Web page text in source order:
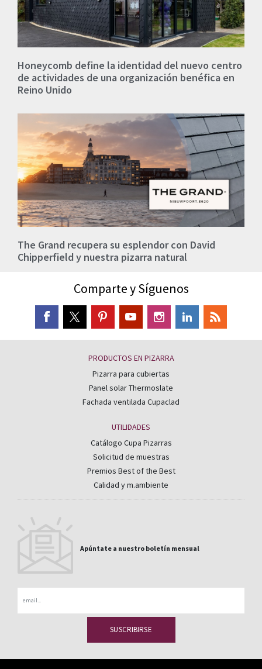
Honeycomb define la identidad del nuevo centro
de actividades de una organización benéfica en
Reino Unido
The Grand recupera su esplendor con David
Chipperfield y nuestra pizarra natural
Comparte y Síguenos
PRODUCTOS EN PIZARRA
Pizarra para cubiertas
Panel solar Thermoslate
Fachada ventilada Cupaclad
UTILIDADES
Catálogo Cupa Pizarras
Solicitud de muestras
Premios Best of the Best
Calidad y m.ambiente
Apúntate a nuestro boletín mensual